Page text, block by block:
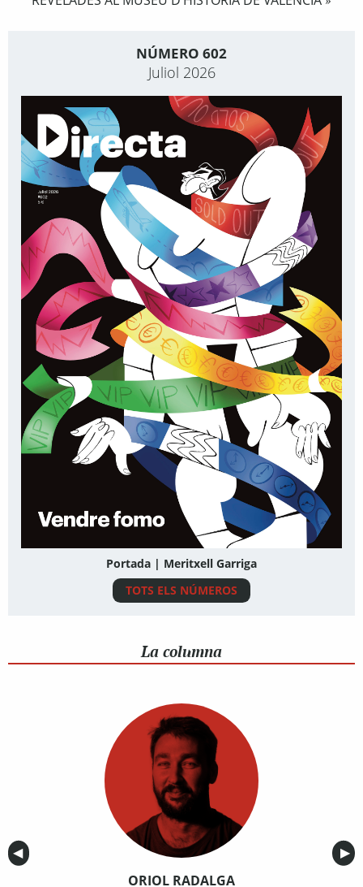
NÚMERO 602
Juliol 2026
Portada | Meritxell Garriga
TOTS ELS NÚMEROS
La columna
Anterior
◀︎ ▶︎
ORIOL RADALGA